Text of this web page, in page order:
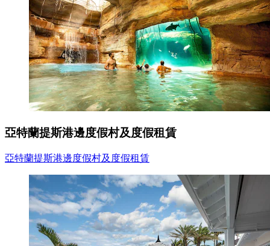
亞特蘭提斯港邊度假村及度假租賃
亞特蘭提斯港邊度假村及度假租賃